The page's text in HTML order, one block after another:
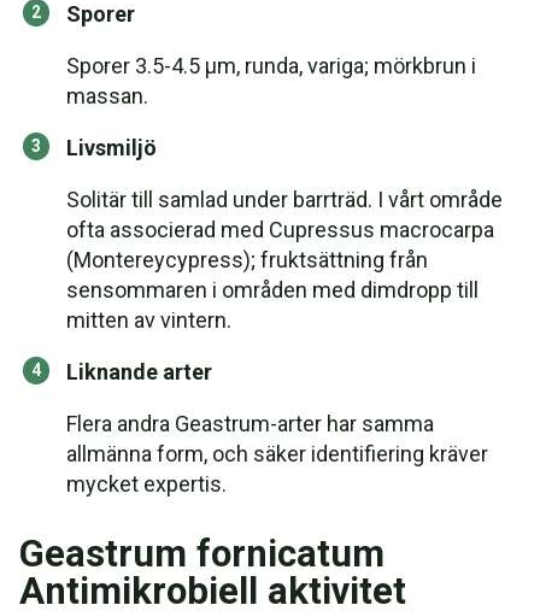
Sporer
Sporer 3.5-4.5 µm, runda, variga; mörkbrun i
massan.
Livsmiljö
Solitär till samlad under barrträd. I vårt område
ofta associerad med Cupressus macrocarpa
(Montereycypress); fruktsättning från
sensommaren i områden med dimdropp till
mitten av vintern.
Liknande arter
Flera andra Geastrum-arter har samma
allmänna form, och säker identifiering kräver
mycket expertis.
Geastrum fornicatum
Antimikrobiell aktivitet